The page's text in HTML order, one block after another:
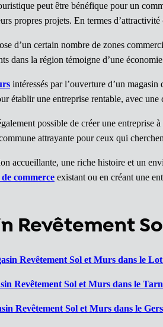
peut être bénéfique pour un
propres projets. En termes
d’un certain nombre de zones
dans la région témoigne d’une
intéressés par l’ouverture d’un
établir une entreprise rentable, avec
possible de créer une entreprise
attrayante pour ceux qui
accueillante, une riche histoire et un
commerce existant ou en créant une
Revêtement
Revêtement Sol et Murs dans le
Revêtement Sol et Murs dans le
Revêtement Sol et Murs dans le